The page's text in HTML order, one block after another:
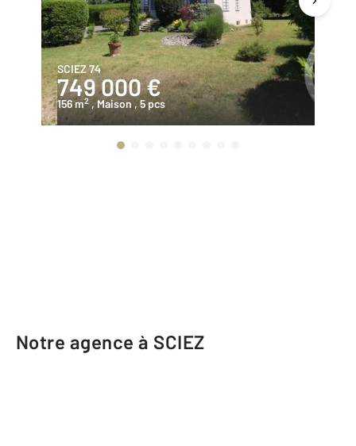
SCIEZ 74
749 000 €
156 m2 , Maison , 5 pcs
Notre agence à SCIEZ